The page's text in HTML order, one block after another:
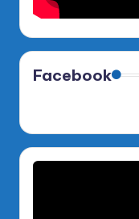
Facebook